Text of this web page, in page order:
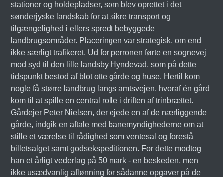
stationer og holdepladser, som blev oprettet i det
sønderjyske landskab for at sikre transport og
tilgængelighed i ellers spredt bebyggede
landbrugsområder. Placeringen var strategisk, om end
ikke særligt trafikeret. Ud for perronen førte en sognevej
mod syd til den lille landsby Hyndevad, som på dette
tidspunkt bestod af blot otte gårde og huse. Hertil kom
nogle få større landbrug langs amtsvejen, hvoraf én gård
kom til at spille en central rolle i driften af trinbrættet.
Gårdejer Peter Nielsen, der ejede en af de nærliggende
gårde, indgik en aftale med banemyndighederne om at
stille et værelse til rådighed som ventesal og forestå
billetsalget samt godsekspeditionen. For dette modtog
han et årligt vederlag på 50 mark - en beskeden, men
ikke usædvanlig aflønning for sådanne opgaver på de